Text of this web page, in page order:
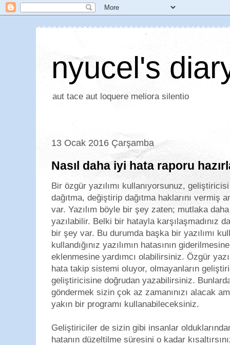
nyucel's
aut tace aut loquere meliora silentio
13 Ocak 2016 Çarşamba
Nasıl daha iyi hata raporu
Bir özgür yazılımı kullanıyorsunuz,
dağıtma, değiştirip dağıtma haklarını vermiş
var. Yazılım böyle bir şey zaten; mutlaka
yazılabilir. Belki bir hatayla karşılaşmadınız
bir şey var. Bu durumda başka bir yazılımı
kullandığınız yazılımın hatasının
eklenmesine yardımcı olabilirsiniz. Özgür
hata takip sistemi oluyor, olmayanların
geliştiricisine doğrudan yazabilirsiniz.
göndermek sizin çok az zamanınızı alacak
yakın bir programı kullanabileceksiniz.
Geliştiriciler de sizin gibi insanlar
hatanın düzeltilme süresini o kadar